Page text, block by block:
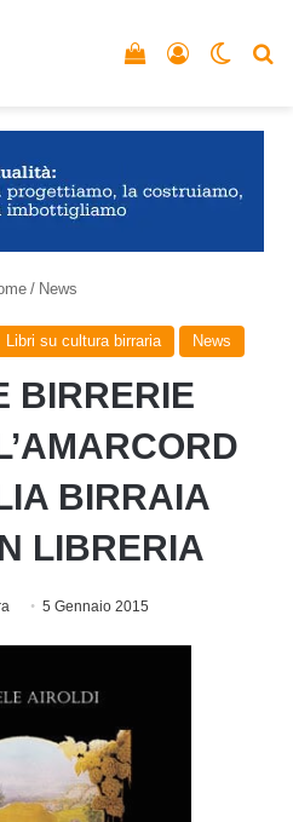
Accedi
Vedi il carrello
/ News
Libri su cultura birraria News
BIRRERIE
BIRRAIA
LIBRERIA
5 Gennaio 2015